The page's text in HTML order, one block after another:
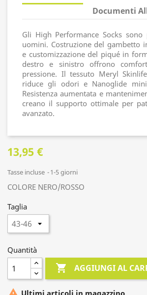
Documenti
Gli High Performance Socks
uomini. Costruzione del gambetto
e customizzazione del piqué in
destro e sinistro offrono
pressione. Il tessuto Meryl
riduce gli odori e Nanoglide
Resistenza aumentata e
creano il supporto ottimale per
avanzato.
13,95 €
Tasse incluse 1-5 giorni
COLORE NERO/ROSSO
Taglia
Quantità
 AGGIUNGI AL
Ultimi articoli in magazzino